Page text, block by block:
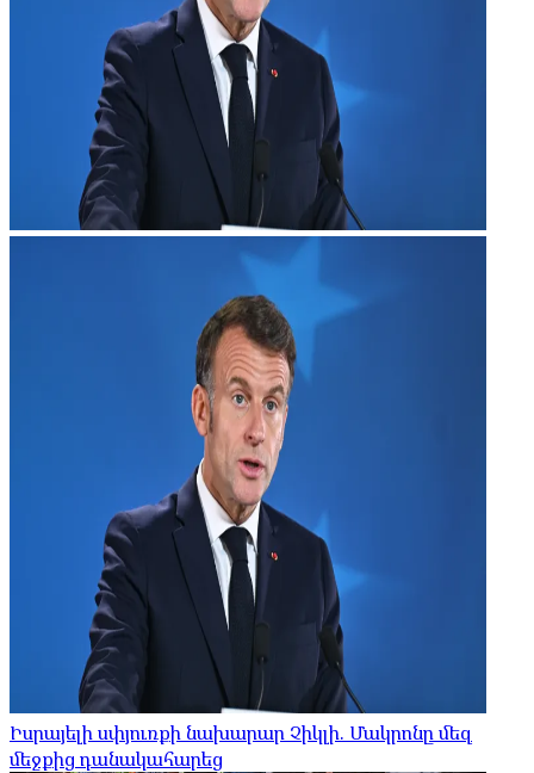
Իսրայելի սփյուռքի նախարար Չիկլի. Մակրոնը մեզ
մեջքից դանակահարեց